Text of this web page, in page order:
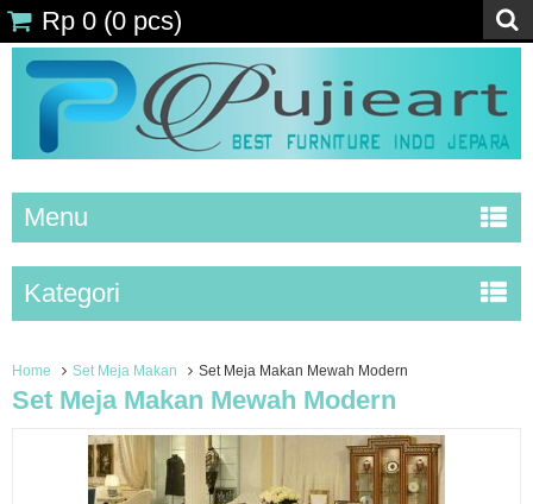
Rp 0 (0 pcs)
Menu
Kategori
Home Set Meja Makan Set Meja Makan Mewah Modern
Set Meja Makan Mewah Modern